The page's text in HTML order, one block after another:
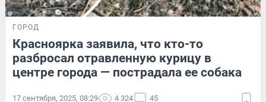
ГОРОД
Красноярка заявила, что кто-то
разбросал отравленную курицу в
центре города — пострадала ее собака
17 сентября, 2025, 08:29 4 324 45